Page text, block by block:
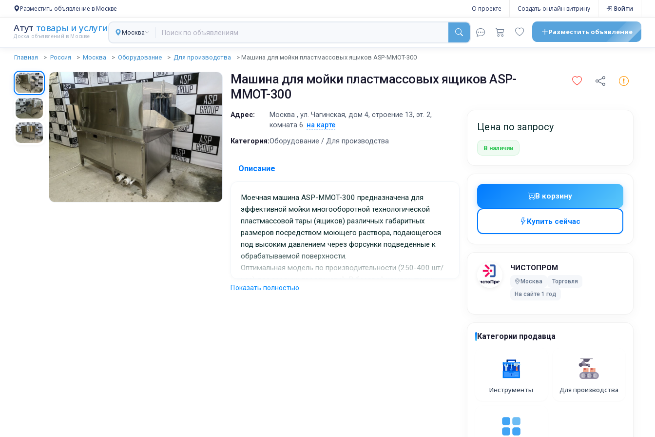
Разместить объявление в Москве О проекте Создать онлайн витрину Войти
Атут товары и услуги
Доска объявлений в Москве
Москва Разместить объявление
Главная Россия Москва Оборудование Для производства Машина для мойки пластмассовых ящиков ASP-MMOT-300
Машина для мойки пластмассовых ящиков ASP-
MMOT-300
Цена по запросу
В наличии
В корзину
Купить сейчас
ЧИСТОПРОМ
Москва
Торговля
На сайте 1 год
Категории продавца
Инструменты Для производства
Адрес:
Москва , ул. Чагинская, дом 4, строение 13, эт. 2,
комната 6. на карте
Категория:Оборудование / Для производства
Описание
Моечная машина ASP-MMOT-300 предназначена для
эффективной мойки многооборотной технологической
пластмассовой тары (ящиков) различных габаритных
размеров посредством моющего раствора, подающегося
под высоким давлением через форсунки подведенные к
обрабатываемой поверхности.
Оптимальная модель по производительности (250-400 шт/
имеет функции: мойка, ополаскивание. Возможна
Показать полностью